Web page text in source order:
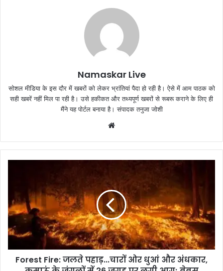
Namaskar Live
सोशल मीडिया के इस दौर में खबरों को लेकर भ्रांतियां पैदा हो रही है। ऐसे में आम पाठक को
सही खबरें नहीं मिल पा रही है। उसे हकीकत और तथ्यपूर्ण खबरों से रूबरू कराने के लिए ही
मैंने यह पोर्टल बनाया है। संपादक तनुजा जोशी
b
s
t
e
Forest Fire: जलते पहाड़...चारों ओर धुआं और अंधकार,